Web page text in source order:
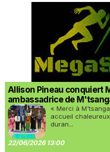
Allison Pineau conquiert
ambassadrice de
« Merci à
accueil
duran...
22/06/2026 13:00